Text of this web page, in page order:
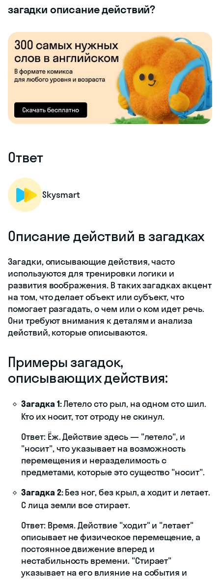
загадки описание действий?
Ответ
Skysmart
Описание действий в загадках
Загадки, описывающие действия, часто
используются для тренировки логики и
развития воображения. В таких загадках акцент
на том, что делает объект или субъект, что
помогает разгадать, о чем или о ком идет речь.
Они требуют внимания к деталям и анализа
действий, которые описываются.
Примеры загадок,
описывающих действия:
Загадка 1:Летело сто рыл, на одном сто шил.
Кто их носит, тот отроду не скинул.
Ответ: Ёж. Действие здесь — "летело", и
"носит", что указывает на возможность
перемещения и неразделимость с
предметами, которые это существо "носит".
Загадка 2:Без ног, без крыл, а ходит и летает.
С лица земли все стирает.
Ответ: Время. Действие "ходит" и "летает"
описывает не физическое перемещение, а
постоянное движение вперед и
нестабильность времени. "Стирает"
указывает на его влияние на события и